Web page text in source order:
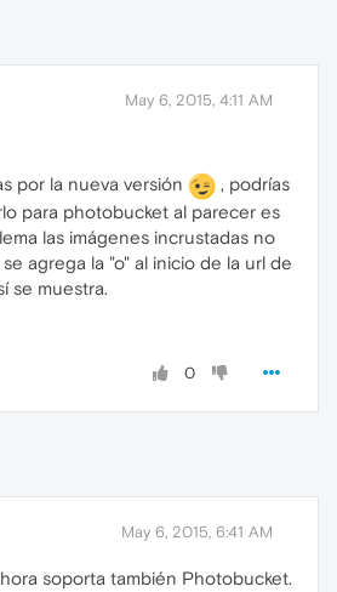
May 6, 2015, 4:11 AM
por la nueva versión
, podrías
para photobucket al parecer es
las imágenes incrustadas no
agrega la "o" al inicio de la url de
se muestra.
0
May 6, 2015, 6:41 AM
soporta también Photobucket.